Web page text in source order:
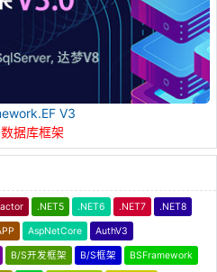
V3
据库框架
.NET5 .NET6 .NET7 .NET8
AspNetCore AuthV3
B/S开发框架 B/S框架 BSFramework